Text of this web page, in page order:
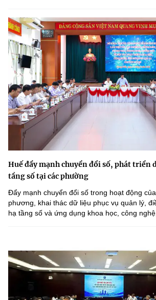
Huế đẩy mạnh chuyển đổi số, phát triển
tầng số tại các phường
Đẩy mạnh chuyển đổi số trong hoạt động
phương, khai thác dữ liệu phục vụ quản lý,
hạ tầng số và ứng dụng khoa học, công